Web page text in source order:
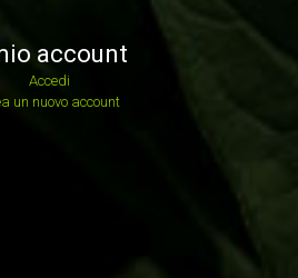
account
Accedi
un nuovo account